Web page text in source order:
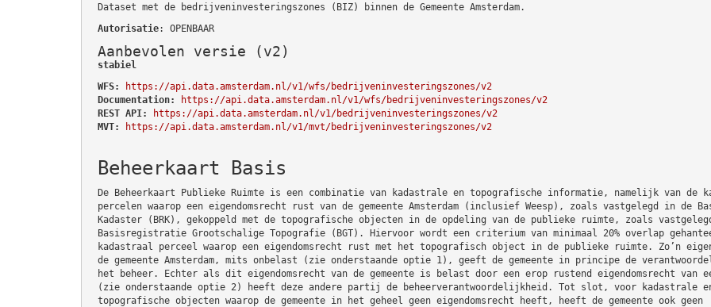
Dataset met de bedrijveninvesteringszones (BIZ) binnen de Gemeente Amsterdam.
Autorisatie: OPENBAAR
Aanbevolen versie (v2)
stabiel
WFS:
https://api.data.amsterdam.nl/v1/wfs/bedrijveninvesteringszones/v2
Documentation:
https://api.data.amsterdam.nl/v1/wfs/bedrijveninvesteringszones/v2
REST API:
https://api.data.amsterdam.nl/v1/bedrijveninvesteringszones/v2
MVT:
https://api.data.amsterdam.nl/v1/mvt/bedrijveninvesteringszones/v2
Beheerkaart Basis
De Beheerkaart Publieke Ruimte is een combinatie van kadastrale en topografische informatie, namelijk van de
percelen waarop een eigendomsrecht rust van de gemeente Amsterdam (inclusief Weesp), zoals vastgelegd in de
Kadaster (BRK), gekoppeld met de topografische objecten in de opdeling van de publieke ruimte, zoals
Basisregistratie Grootschalige Topografie (BGT). Hiervoor wordt een criterium van minimaal 20% overlap
kadastraal perceel waarop een eigendomsrecht rust met het topografisch object in de publieke ruimte. Zo’n
de gemeente Amsterdam, mits onbelast (zie onderstaande optie 1), geeft de gemeente in principe de
het beheer. Echter als dit eigendomsrecht van de gemeente is belast door een erop rustend eigendomsrecht van
(zie onderstaande optie 2) heeft deze andere partij de beheerverantwoordelijkheid. Tot slot, voor kadastrale en
topografische objecten waarop de gemeente in het geheel geen eigendomsrecht heeft, heeft de gemeente ook geen